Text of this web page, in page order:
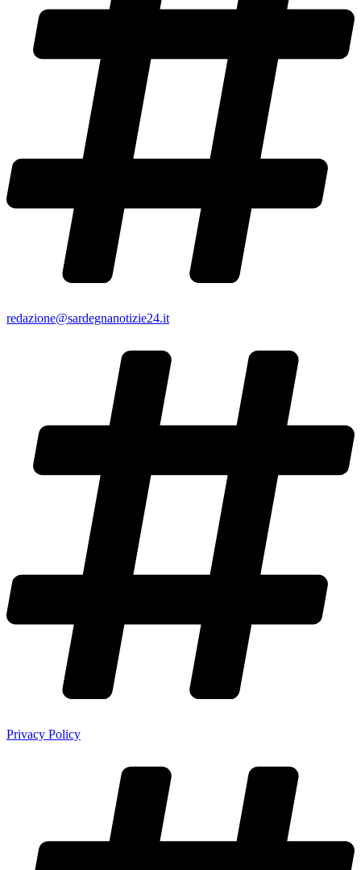
redazione@sardegnanotizie24.it
Privacy Policy